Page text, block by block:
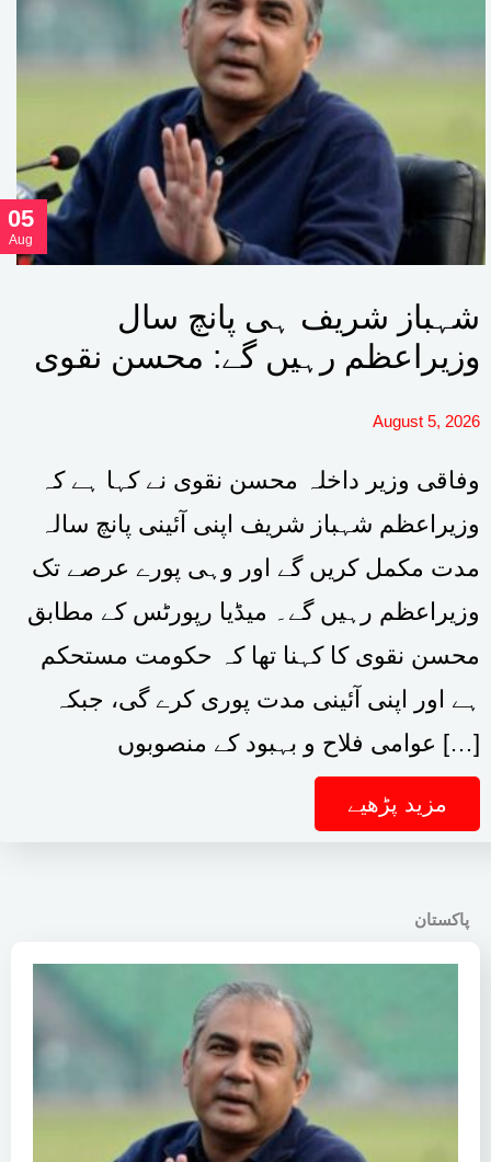
05
Aug
شہباز شریف ہی پانچ سال
وزیراعظم رہیں گے: محسن نقوی
August 5, 2026
وفاقی وزیر داخلہ محسن نقوی نے کہا ہے کہ
وزیراعظم شہباز شریف اپنی آئینی پانچ سالہ
مدت مکمل کریں گے اور وہی پورے عرصے تک
وزیراعظم رہیں گے۔ میڈیا رپورٹس کے مطابق
محسن نقوی کا کہنا تھا کہ حکومت مستحکم
ہے اور اپنی آئینی مدت پوری کرے گی، جبکہ
عوامی فلاح و بہبود کے منصوبوں […]
مزید پڑھیے
پاکستان